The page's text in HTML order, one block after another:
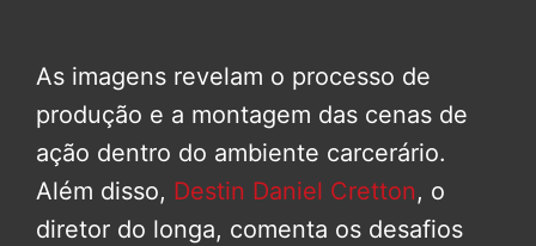
As imagens revelam o processo de
produção e a montagem das cenas de
ação dentro do ambiente carcerário.
Além disso, Destin Daniel Cretton, o
diretor do longa, comenta os desafios